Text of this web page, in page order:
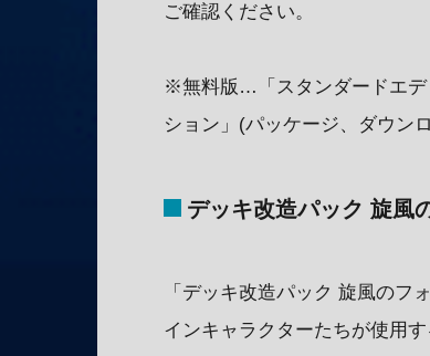
ご確認ください。
※無料版…「スタンダードエデ
ション」(パッケージ、ダウン
デッキ改造パック 旋風
「デッキ改造パック 旋風の
インキャラクターたちが使用